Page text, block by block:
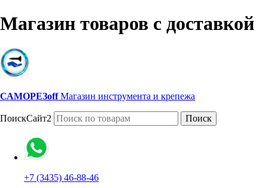
Магазин товаров с доставкой
САМОРЕЗoff Магазин инструмента и крепежа
ПоискСайт2 Поиск
+7 (3435) 46-88-46